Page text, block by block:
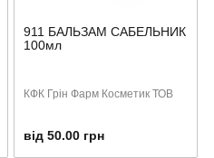
911 БАЛЬЗАМ САБЕЛЬНИК
100мл
КФК Грін Фарм Косметик ТОВ
від 50.00 грн